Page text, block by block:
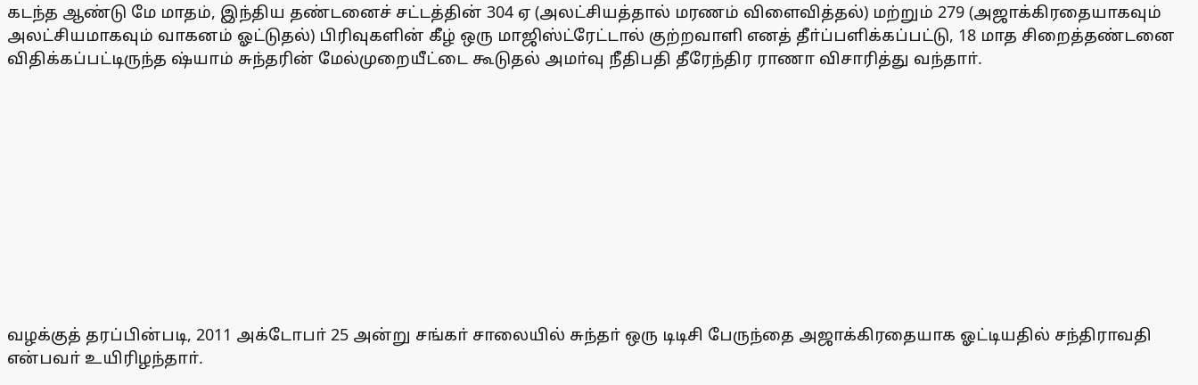
கடந்த ஆண்டு மே மாதம், இந்திய தண்டனைச் சட்டத்தின் 304 ஏ (அலட்சியத்தால் மரணம் விளைவித்தல்) மற்றும் 279 (அஜாக்கிரதையாகவும்
அலட்சியமாகவும் வாகனம் ஓட்டுதல்) பிரிவுகளின் கீழ் ஒரு மாஜிஸ்ட்ரேட்டால் குற்றவாளி எனத் தீா்ப்பளிக்கப்பட்டு, 18 மாத சிறைத்தண்டனை
விதிக்கப்பட்டிருந்த ஷ்யாம் சுந்தரின் மேல்முறையீட்டை கூடுதல் அமா்வு நீதிபதி தீரேந்திர ராணா விசாரித்து வந்தாா்.
வழக்குத் தரப்பின்படி, 2011 அக்டோபா் 25 அன்று சங்கா் சாலையில் சுந்தா் ஒரு டிடிசி பேருந்தை அஜாக்கிரதையாக ஓட்டியதில் சந்திராவதி
என்பவா் உயிரிழந்தாா்.